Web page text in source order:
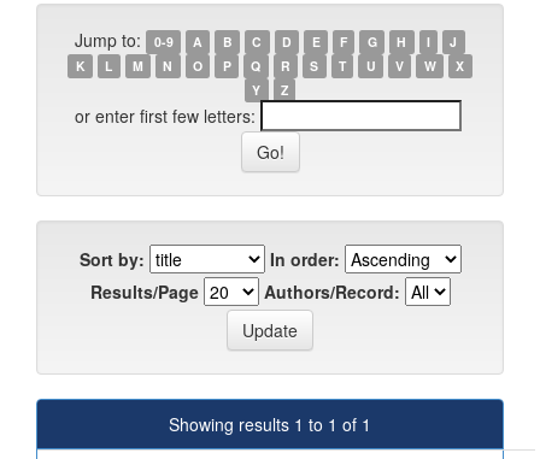
Jump to: 0-9 A B C D E F G H I
J
K
L M N O P Q R S T U V W
X
Y
Z
or enter first few letters:
Sort by:
In order:
Results/Page
Authors/Record:
Showing results 1 to 1 of 1